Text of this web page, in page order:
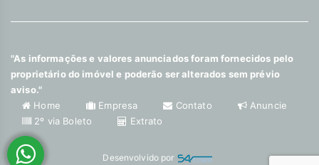
"As informações e valores anunciados foram fornecidos pelo
proprietário do imóvel e poderão ser alterados sem prévio
aviso."
Home
Empresa Contato
Anuncie
2º via Boleto
Extrato
Desenvolvido por